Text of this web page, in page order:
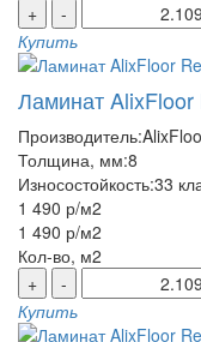
+
-
Купить
Ламинат AlixFloor
Производитель:
Толщина, мм:8
Износостойкость:33
1 490 р/м2
1 490 р/м2
Кол-во, м2
+
-
Купить